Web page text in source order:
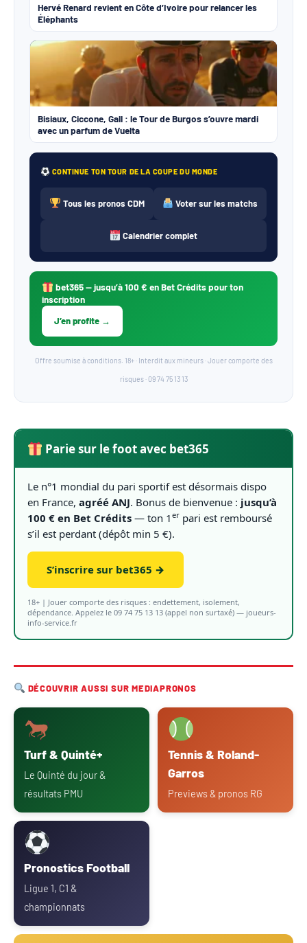
Hervé Renard revient en Côte d’Ivoire pour relancer les
Éléphants
Bisiaux, Ciccone, Gall : le Tour de Burgos s’ouvre mardi
avec un parfum de Vuelta
CONTINUE TON TOUR DE LA COUPE DU MONDE
Tous les pronos CDM Voter sur les matchs
Calendrier complet
bet365— jusqu’à 100 € en Bet Crédits pour ton
inscription
J’en profite →
Offre soumise à conditions. 18+ · Interdit aux mineurs · Jouer comporte des
risques · 09 74 75 13 13
Parie sur le foot avec bet365
Le n°1 mondial du pari sportif est désormais dispo
en France, agréé ANJ. Bonus de bienvenue : jusqu’à
100 € en Bet Crédits — ton 1 er pari est remboursé
s’il est perdant (dépôt min 5 €).
S’inscrire sur bet365 →
18+ | Jouer comporte des risques : endettement, isolement,
dépendance. Appelez le 09 74 75 13 13 (appel non surtaxé) — joueurs-
info-service.fr
DÉCOUVRIR AUSSI SUR MEDIAPRONOS
Turf & Quinté+
Le Quinté du jour &
résultats PMU
Tennis & Roland-
Garros
Previews & pronos RG
Pronostics Football
Ligue 1, C1 &
championnats